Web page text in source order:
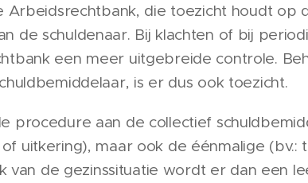
Arbeidsrechtbank, die toezicht houdt op
de schuldenaar. Bij klachten of bij
een meer uitgebreide controle.
is er dus ook toezicht.
procedure aan de collectief
uitkering), maar ook de éénmalige (bv.:
van de gezinssituatie wordt er dan een